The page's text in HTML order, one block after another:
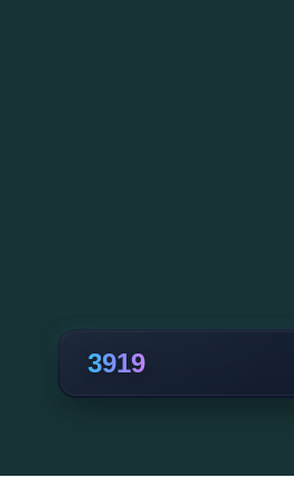
3919